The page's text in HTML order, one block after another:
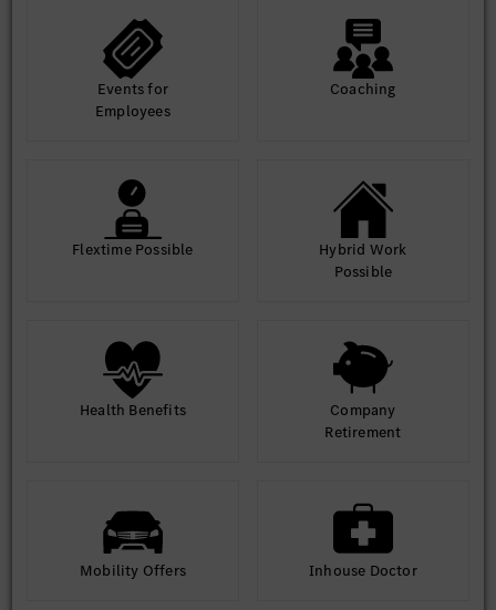
Events for
Employees
Coaching
Flextime Possible
Hybrid Work
Possible
Health Benefits
Company
Retirement
Mobility Offers Inhouse Doctor